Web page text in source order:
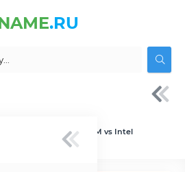
.RU
Intel Celeron 2970M vs Intel